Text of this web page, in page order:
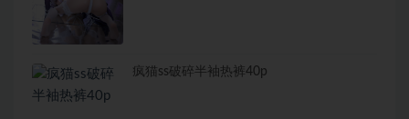
疯猫ss破碎半袖热裤40p